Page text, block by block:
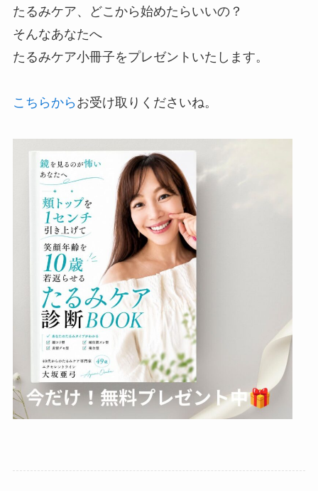
たるみケア、どこから始めたらいいの？
そんなあなたへ
たるみケア小冊子をプレゼントいたします。
こちらから お受け取りくださいね。